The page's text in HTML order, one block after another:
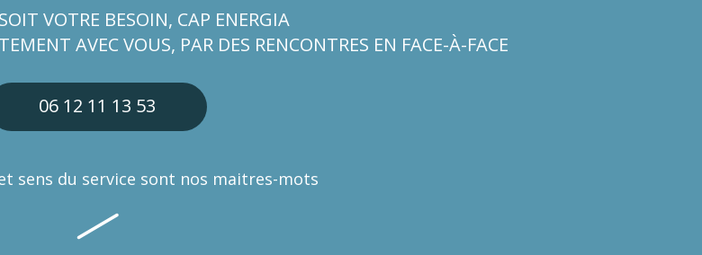
VOTRE BESOIN, CAP ENERGIA
AVEC VOUS, PAR DES RENCONTRES EN FACE-À-FACE
06 12 11 13 53
sens du service sont nos maitres-mots